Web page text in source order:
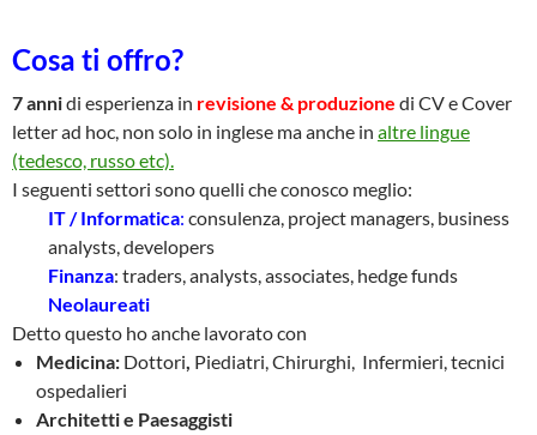
Cosa ti offro?
7 annidi esperienza in revisione & produzione di CV e Cover
letter ad hoc, non solo in inglese ma anche in altre lingue
(tedesco, russo etc).
I seguenti settori sono quelli che conosco meglio:
IT / Informatica: consulenza, project managers, business
analysts, developers
Finanza: traders, analysts, associates, hedge funds
Neolaureati
Detto questo ho anche lavorato con
Medicina: Dottori, Piediatri, Chirurghi, Infermieri, tecnici
ospedalieri
Architetti e Paesaggisti